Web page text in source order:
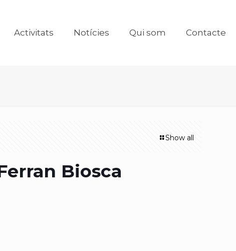
Activitats Notícies Qui som Contacte
Show all
Biosca